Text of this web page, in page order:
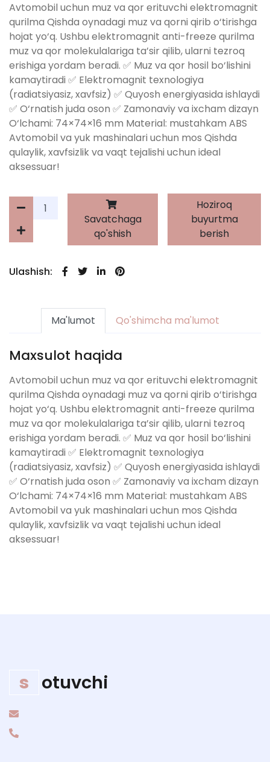
Avtomobil uchun muz va qor erituvchi elektromagnit
qurilma Qishda oynadagi muz va qorni qirib o‘tirishga
hojat yo‘q. Ushbu elektromagnit anti-freeze qurilma
muz va qor molekulalariga ta’sir qilib, ularni tezroq
erishiga yordam beradi. ✅ Muz va qor hosil bo‘lishini
kamaytiradi ✅ Elektromagnit texnologiya
(radiatsiyasiz, xavfsiz) ✅ Quyosh energiyasida ishlaydi
✅ O‘rnatish juda oson ✅ Zamonaviy va ixcham dizayn
O‘lchami: 74×74×16 mm Material: mustahkam ABS
Avtomobil va yuk mashinalari uchun mos Qishda
qulaylik, xavfsizlik va vaqt tejalishi uchun ideal
aksessuar!
Savatchaga
qo'shish
Hoziroq
buyurtma
berish
Ulashish:
Ma'lumot Qo'shimcha ma'lumot
Maxsulot haqida
Avtomobil uchun muz va qor erituvchi elektromagnit
qurilma Qishda oynadagi muz va qorni qirib o‘tirishga
hojat yo‘q. Ushbu elektromagnit anti-freeze qurilma
muz va qor molekulalariga ta’sir qilib, ularni tezroq
erishiga yordam beradi. ✅ Muz va qor hosil bo‘lishini
kamaytiradi ✅ Elektromagnit texnologiya
(radiatsiyasiz, xavfsiz) ✅ Quyosh energiyasida ishlaydi
✅ O‘rnatish juda oson ✅ Zamonaviy va ixcham dizayn
O‘lchami: 74×74×16 mm Material: mustahkam ABS
Avtomobil va yuk mashinalari uchun mos Qishda
qulaylik, xavfsizlik va vaqt tejalishi uchun ideal
aksessuar!
s otuvchi